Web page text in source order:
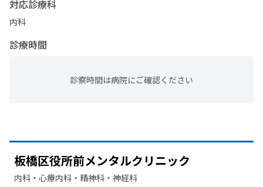
対応診療科
内科
診療時間
診察時間は病院にご確認ください
板橋区役所前メンタルクリニック
内科・​心療内科・​精神科・神経科